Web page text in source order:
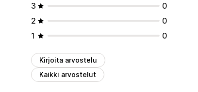
3
0
2
0
1
0
Kirjoita arvostelu
Kaikki arvostelut